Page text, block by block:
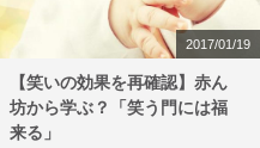
2017/01/19
【笑いの効果を再確認】赤ん
坊から学ぶ？「笑う門には福
来る」